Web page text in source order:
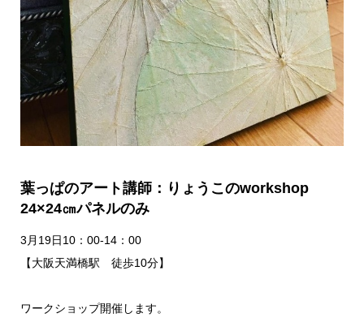
葉っぱのアート講師：りょうこのworkshop
24×24㎝パネルのみ
3月19日10：00-14：00
【大阪天満橋駅 徒歩10分】
ワークショップ開催します。